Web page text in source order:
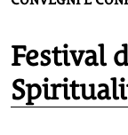
Festival